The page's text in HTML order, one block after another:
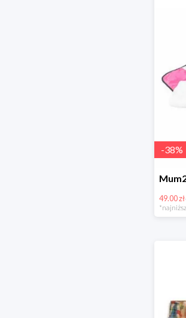
-38%
49.00 zł